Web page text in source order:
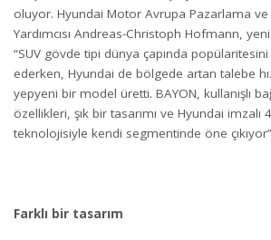
oluyor. Hyundai Motor Avrupa Pazarlama ve
Yardımcısı Andreas-Christoph Hofmann,
“SUV gövde tipi dünya çapında
ederken, Hyundai de bölgede artan talebe
yepyeni bir model üretti. BAYON, kullanışlı
özellikleri, şık bir tasarımı ve Hyundai
teknolojisiyle kendi segmentinde öne
Farklı bir tasarım